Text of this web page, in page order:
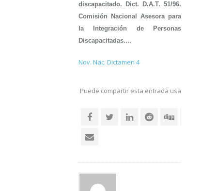
discapacitado. Dict. D.A.T. 51/96.
Comisión Nacional Asesora para
la Integración de Personas
Discapacitadas....
Nov. Nac. Dictamen 4
Puede compartir esta entrada usando sus